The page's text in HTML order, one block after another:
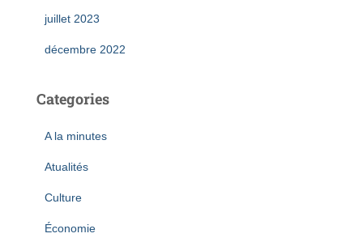
juillet 2023
décembre 2022
Categories
A la minutes
Atualités
Culture
Économie